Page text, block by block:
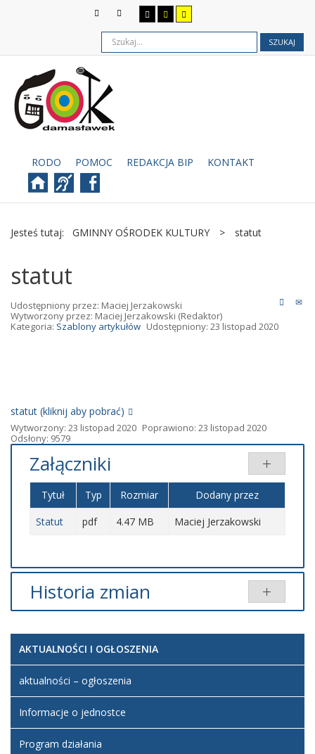
SZUKAJ
RODO POMOC REDAKCJA BIP KONTAKT
Jesteś tutaj: GMINNY OŚRODEK KULTURY > statut
statut
Udostępniony przez: Maciej Jerzakowski
Wytworzony przez: Maciej Jerzakowski (Redaktor)
Kategoria: Szablony artykułów Udostępniony: 23 listopad 2020
statut (kliknij aby pobrać)
Wytworzony: 23 listopad 2020 Poprawiono: 23 listopad 2020
Odsłony: 9579
Załączniki
Tytuł Typ Rozmiar
Dodany przez
Statut
pdf 4.47 MB Maciej Jerzakowski
Historia zmian
Artykuł
został
utworzony.
poniedziałek,
23 listopad
Jerzakowski
Artykuł
został
zmieniony.
poniedziałek,
Jerzakowski
AKTUALNOŚCI I OGŁOSZENIA
aktualności – ogłoszenia
Informacje o jednostce
Program działania